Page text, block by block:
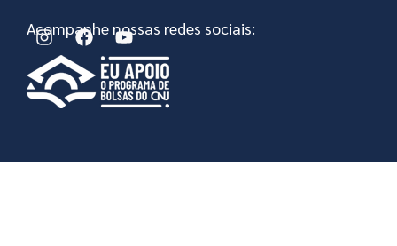
Acompanhe nossas redes sociais: